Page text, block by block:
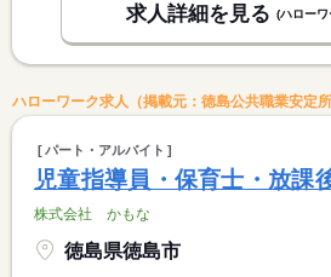
求人詳細を見る (ハロー
ハローワーク求人（掲載元：徳島公共職業安定所
パート・アルバイト
児童指導員・保育士・放課
株式会社 かもな
徳島県徳島市